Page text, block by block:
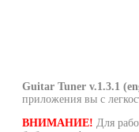
Guitar Tuner v.1.3.1
приложения вы с
ВНИМАНИЕ! Для